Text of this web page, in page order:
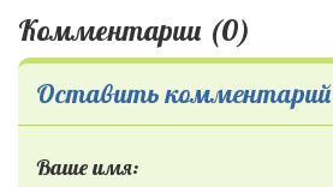
Комментарии (0)
Оставить комментарий
Ваше имя: